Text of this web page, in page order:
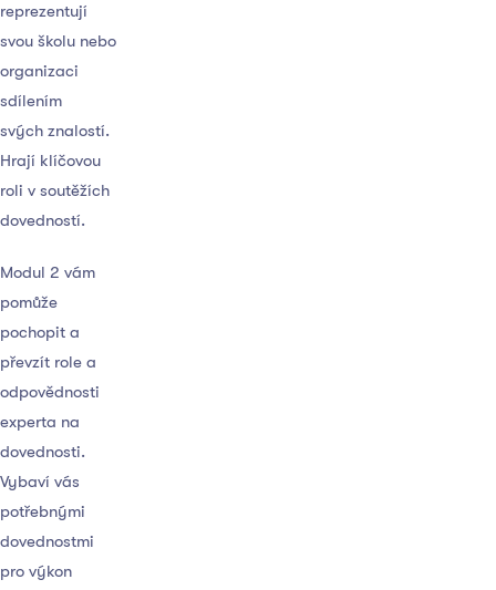
reprezentují
svou školu nebo
organizaci
sdílením
svých znalostí.
Hrají klíčovou
roli v soutěžích
dovedností.
Modul 2 vám
pomůže
pochopit a
převzít role a
odpovědnosti
experta na
dovednosti.
Vybaví vás
potřebnými
dovednostmi
pro výkon